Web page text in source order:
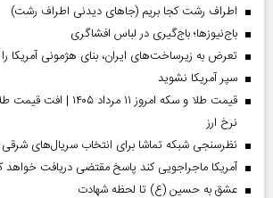
اطراف رشت کجا بریم (جاهای دیدنی اطراف رشت)
باج‌نیوزها؛ باج‌گیری در لباس افشاگری
تعرض به زیرساخت‌های ایران، بنای هژمونی آمریکا
سپر آمریکا نشوید
قیمت طلا و سکه امروز ۱۱
نرخ ارز
نظرسنجی شبکه تماشا برای انتخاب سریال‌های
آمریکا ماجراجویی کند پاسخ مقتضی دریافت خواهد
عشق به حسین (ع) تا لحظه شهادت